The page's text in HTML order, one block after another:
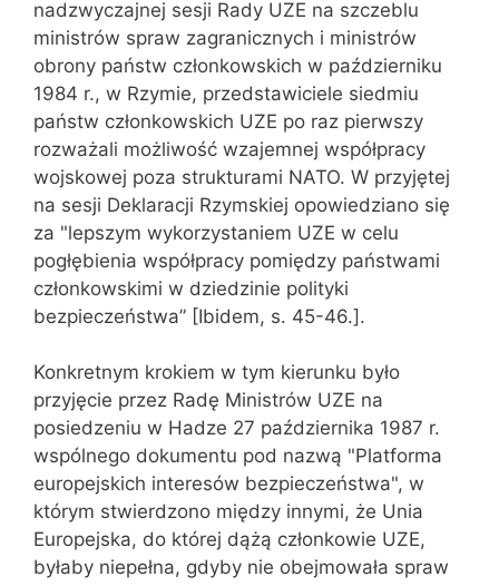
nadzwyczajnej sesji Rady UZE na szczeblu
ministrów spraw zagranicznych i ministrów
obrony państw członkowskich w październiku
1984 r., w Rzymie, przedstawiciele siedmiu
państw członkowskich UZE po raz pierwszy
rozważali możliwość wzajemnej współpracy
wojskowej poza strukturami NATO. W przyjętej
na sesji Deklaracji Rzymskiej opowiedziano się
za "lepszym wykorzystaniem UZE w celu
pogłębienia współpracy pomiędzy państwami
członkowskimi w dziedzinie polityki
bezpieczeństwa” [Ibidem, s. 45-46.].
Konkretnym krokiem w tym kierunku było
przyjęcie przez Radę Ministrów UZE na
posiedzeniu w Hadze 27 października 1987 r.
wspólnego dokumentu pod nazwą "Platforma
europejskich interesów bezpieczeństwa", w
którym stwierdzono między innymi, że Unia
Europejska, do której dążą członkowie UZE,
byłaby niepełna, gdyby nie obejmowała spraw